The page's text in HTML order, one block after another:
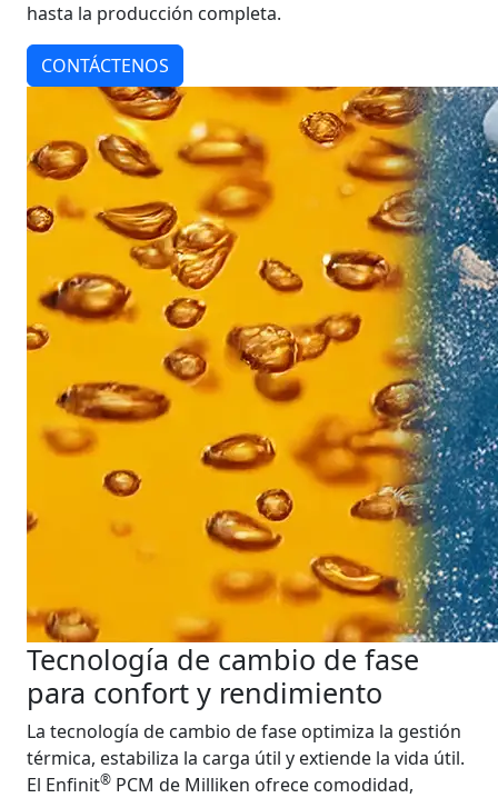
hasta la producción completa.
CONTÁCTENOS
Tecnología de cambio de fase
para confort y rendimiento
La tecnología de cambio de fase optimiza la gestión
térmica, estabiliza la carga útil y extiende la vida útil.
El Enfinit® PCM de Milliken ofrece comodidad,